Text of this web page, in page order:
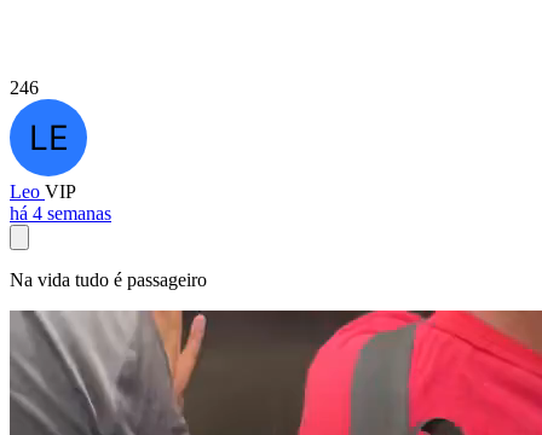
246
Leo VIP
há 4 semanas
Na vida tudo é passageiro